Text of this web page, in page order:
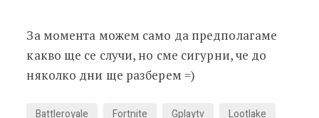
За момента можем само да предполагаме
какво ще се случи, но сме сигурни, че до
няколко дни ще разберем =)
Battleroyale Fortnite Gplaytv
Lootlake